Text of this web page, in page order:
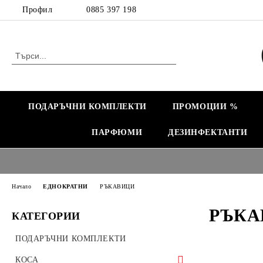
Профил 0885 397 198
ПОДАРЪЧНИ КОМПЛЕКТИ ПРОМОЦИИ %
ПАРФЮМИ ДЕЗИНФЕКТАНТИ
КАТЕГОРИИ
ПОДАРЪЧНИ КОМПЛЕКТИ
КОСА
Начало ЕДНОКРАТНИ РЪКАВИЦИ